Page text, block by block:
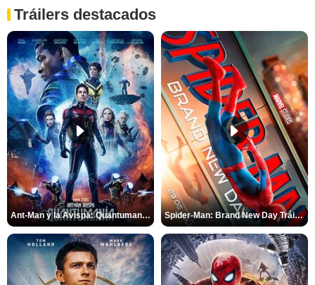
Tráilers destacados
Ant-Man y la Avispa: Quantumanía Tráiler (2) Spider-Man: Brand New Day Tráiler (3)